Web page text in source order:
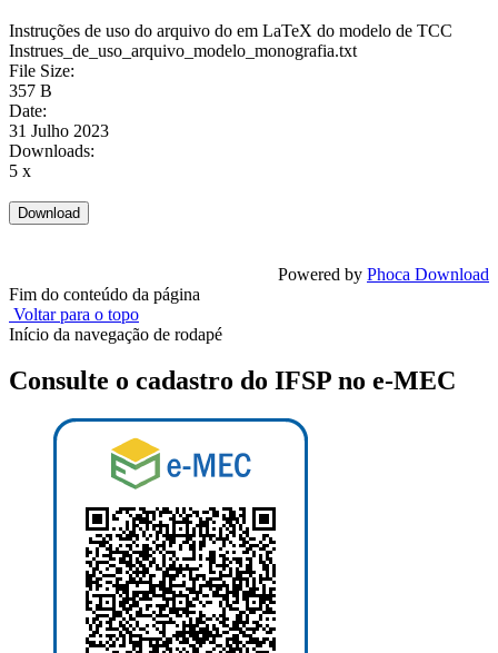
Instruções de uso do arquivo do em LaTeX do modelo de TCC
Instrues_de_uso_arquivo_modelo_monografia.txt
File Size:
357 B
Date:
31 Julho 2023
Downloads:
5 x
Powered by Phoca Download
Fim do conteúdo da página
Voltar para o topo
Início da navegação de rodapé
Consulte o cadastro do IFSP no e-MEC